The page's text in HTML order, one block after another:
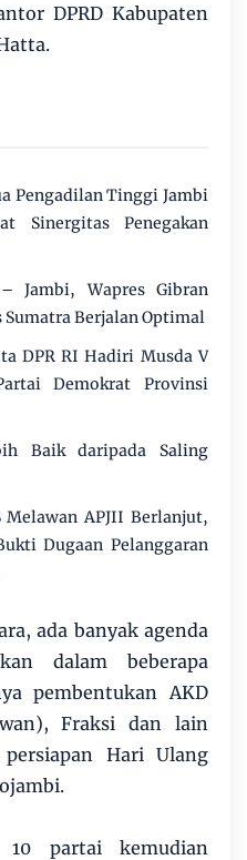
DPRD Kabupaten
Pengadilan Tinggi Jambi
Sinergitas Penegakan
Jambi, Wapres Gibran
Berjalan Optimal
DPR RI Hadiri Musda V
Demokrat Provinsi
Baik daripada Saling
Melawan APJII Berlanjut,
Dugaan Pelanggaran
ada banyak agenda
dalam beberapa
pembentukan AKD
Fraksi dan lain
persiapan Hari Ulang
partai kemudian